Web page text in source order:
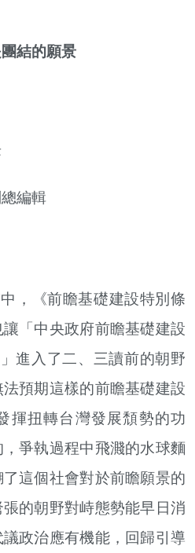
結的願景
編輯
，《前瞻基礎建設特別條
「中央政府前瞻基礎建設
進入了二、三讀前的朝野
預期這樣的前瞻基礎建設
揮扭轉台灣發展頹勢的功
爭執過程中飛濺的水球麵
這個社會對於前瞻願景的
的朝野對峙態勢能早日消
政治應有機能，回歸引導